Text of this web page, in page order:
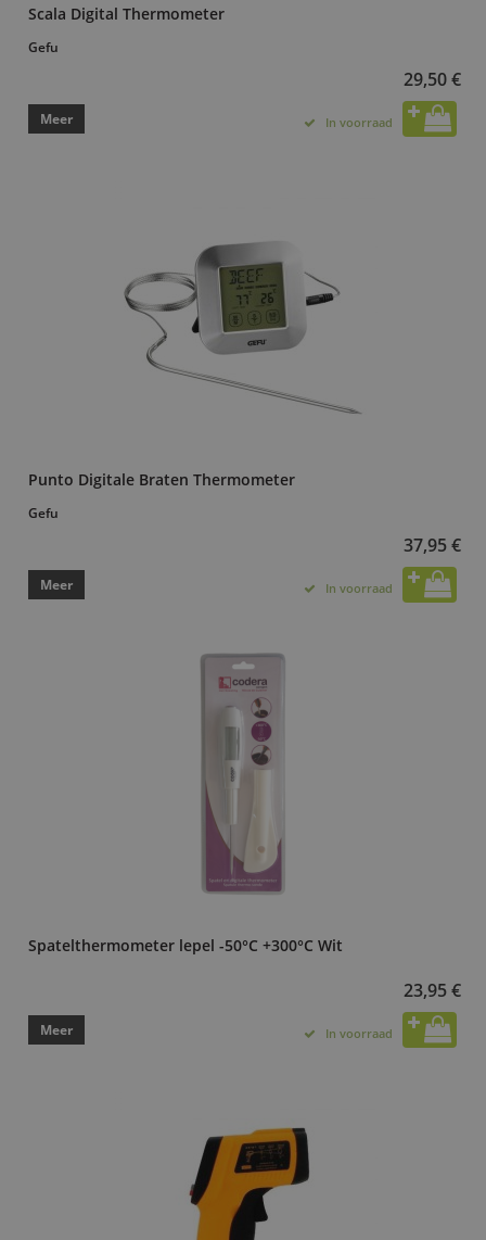
Scala Digital Thermometer
Gefu
29,50 €
Meer In voorraad
Punto Digitale Braten Thermometer
Gefu
37,95 €
Meer In voorraad
Spatelthermometer lepel -50°C +300°C Wit
23,95 €
Meer In voorraad